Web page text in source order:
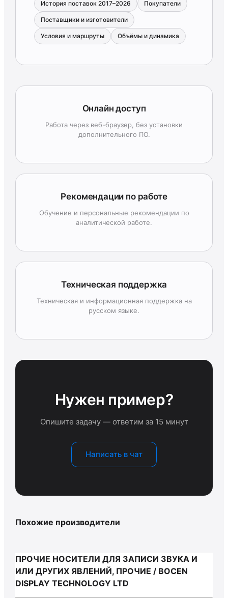
История поставок 2017–2026 Покупатели
Поставщики и изготовители
Условия и маршруты Объёмы и динамика
Онлайн доступ
Работа через веб-браузер, без установки
дополнительного ПО.
Рекомендации по работе
Обучение и персональные рекомендации по
аналитической работе.
Техническая поддержка
Техническая и информационная поддержка на
русском языке.
Нужен пример?
Опишите задачу — ответим за 15 минут
Написать в чат
Похожие производители
ПРОЧИЕ НОСИТЕЛИ ДЛЯ ЗАПИСИ ЗВУКА И
ИЛИ ДРУГИХ ЯВЛЕНИЙ, ПРОЧИЕ / BOCEN
DISPLAY TECHNOLOGY LTD